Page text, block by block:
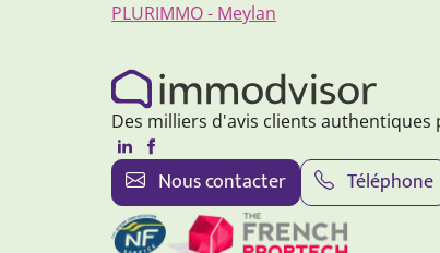
PLURIMMO - Meylan
Des milliers d'avis clients authentiques
Nous contacter Téléphone